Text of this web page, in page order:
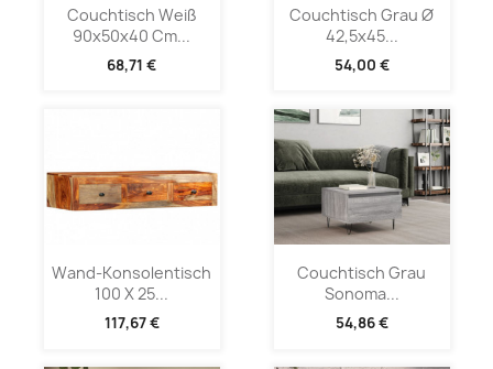
Couchtisch Weiß
90x50x40 Cm...
68,71 €
Couchtisch Grau Ø
42,5x45...
54,00 €
Wand-Konsolentisch
100 X 25...
117,67 €
Couchtisch Grau
Sonoma...
54,86 €